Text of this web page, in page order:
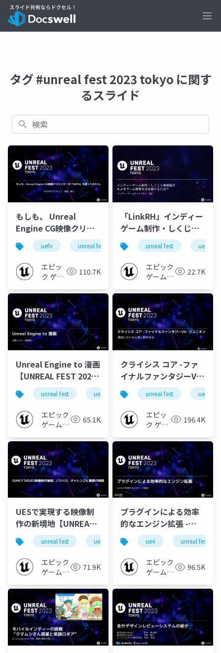
タグ #unreal fest 2023 tokyo に関す
るスライド
検索
もしも、 Unreal
Engine CG映像クリエ
イターが「UEFN」を使
ってみたら。
【UNREAL FEST 2023
TOKYO】
uefn unreal fest unreal fest 2023 tokyo
エピッ
ク ゲー
ャパン
110.7K
「LinkRH」インディー
ゲーム制作・しくじり
事例紹介＆よきゲーム
開発生活を続けるに
は？【UNREAL FEST
2023 TOKYO】
unreal fest ue5
エピック
ゲームズ
22.7K
Unreal Engine to 漫画
【UNREAL FEST 2023
TOKYO】unreal fest ue5 ue-nongame ue-manga
エピック
ゲームズ
65.1K
クライシス コア -ファ
イナルファンタジーVII-
リユニオン 開発におけ
る心得と制作手法
【UNREAL FEST 2023
TOKYO】
unreal fest ue4
エピッ
ク ゲー
ャパン
196.4K
UE5で実現する映像制
作の新境地【UNREAL
FEST 2023 TOKYO】
unreal fest ue5 ue-nongame ue-m&e
エピック
ゲームズ
71.9K
プラグインによる効率
的なエンジン拡張 -
stelllaで実現するメタ
バース開発【UNREAL
FEST 2023 TOKYO】
ue4 unreal fest
エピック
ゲームズ
96.5K